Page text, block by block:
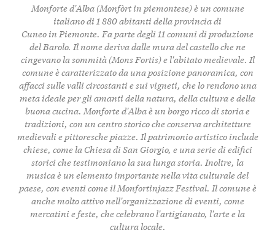
Monforte d'Alba (Monfòrt in piemontese) è un comune
italiano di 1 880 abitanti della provincia di
Cuneo in Piemonte. Fa parte degli 11 comuni di produzione
del Barolo. Il nome deriva dalle mura del castello che ne
cingevano la sommità (Mons Fortis) e l'abitato medievale. Il
comune è caratterizzato da una posizione panoramica, con
affacci sulle valli circostanti e sui vigneti, che lo rendono una
meta ideale per gli amanti della natura, della cultura e della
buona cucina. Monforte d'Alba è un borgo ricco distoriae
tradizioni, con un centro storico che conserva architetture
medievali e pittoresche piazze. Ilpatrimonio artisticoinclude
chiese, come laChiesa di San Giorgio, e una serie di edifici
storici che testimoniano la sua lunga storia. Inoltre, la
musicaè un elemento importante nella vita culturale del
paese, con eventi come ilMonfortinjazz Festival. Il comune è
anche molto attivo nell'organizzazione di eventi, come
mercatini e feste, che celebrano l'artigianato, l'arte e la
cultura locale.